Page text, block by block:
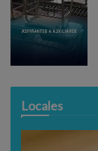
Locales